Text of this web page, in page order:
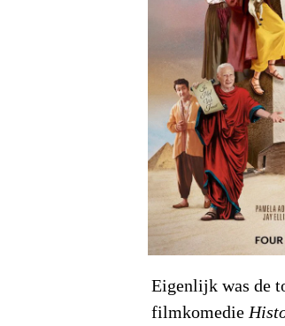
Eigenlijk was de
filmkomedie